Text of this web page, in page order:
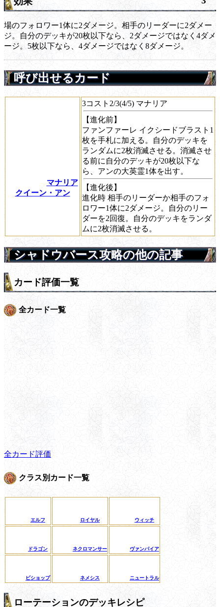
場のフォロワー1体に2ダメージ。相手のリーダーに2ダメー
ジ。自分のデッキが20枚以下なら、2ダメージではなく4ダメ
ージ。5枚以下なら、4ダメージではなく8ダメージ。
呼び出せるカード
マナリア
クイーン・アン
3コスト2/3(4/5) マナリア
【進化前】
ファンファーレ イクシードブラスト1
枚を手札に加える。自分のデッキを
ランダムに2枚消滅させる。消滅させ
る前に自分のデッキが20枚以下な
ら、アンの大英霊1体を出す。
【進化後】
進化時 相手のリーダーか相手のフォ
ロワー1体に2ダメージ。自分のリー
ダーを2回復。自分のデッキをランダ
ムに2枚消滅させる。
シャドウバース攻略の他の記事
カード評価一覧
全カード一覧
全カード評価
クラス別カード一覧
エルフ ロイヤル ウィッチ
ドラゴン ネクロマンサー ヴァンパイア
ビショップ ネメシス ニュートラル
ローテーションのデッキレシピ